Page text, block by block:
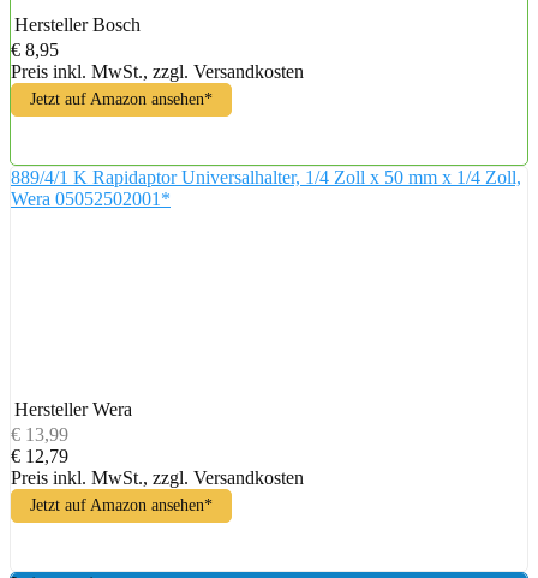
Hersteller Bosch
€ 8,95
Preis inkl. MwSt., zzgl. Versandkosten
Jetzt auf Amazon ansehen*
889/4/1 K Rapidaptor Universalhalter, 1/4 Zoll x 50 mm x 1/4 Zoll,
Wera 05052502001*
Hersteller Wera
€ 13,99
€ 12,79
Preis inkl. MwSt., zzgl. Versandkosten
Jetzt auf Amazon ansehen*